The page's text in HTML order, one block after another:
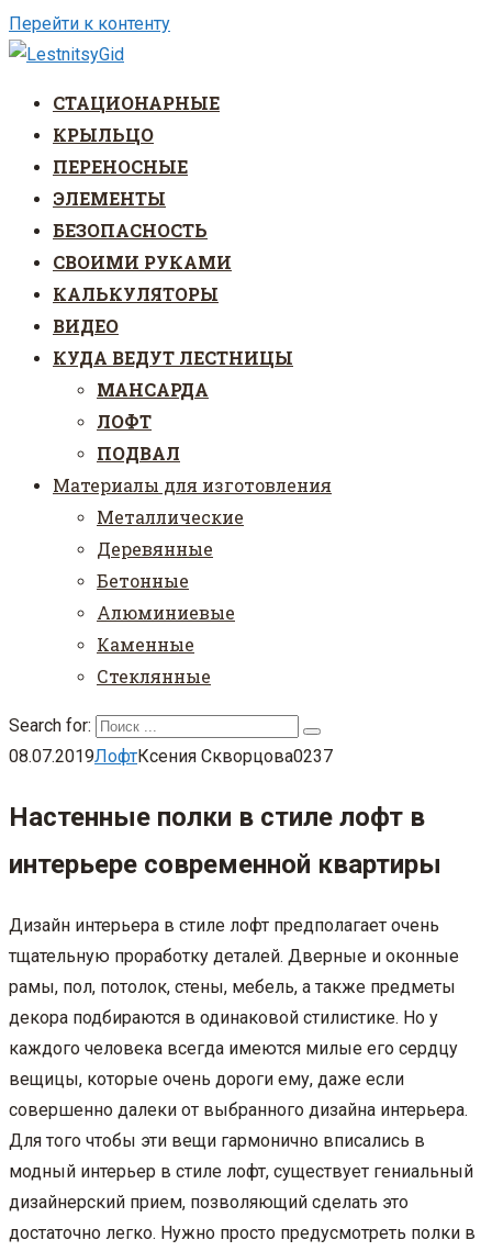
Перейти к контенту
СТАЦИОНАРНЫЕ
КРЫЛЬЦО
ПЕРЕНОСНЫЕ
ЭЛЕМЕНТЫ
БЕЗОПАСНОСТЬ
СВОИМИ РУКАМИ
КАЛЬКУЛЯТОРЫ
ВИДЕО
КУДА ВЕДУТ ЛЕСТНИЦЫ
МАНСАРДА
ЛОФТ
ПОДВАЛ
Материалы для изготовления
Металлические
Деревянные
Бетонные
Алюминиевые
Каменные
Стеклянные
Search for:
08.07.2019ЛофтКсения Скворцова0237
Настенные полки в стиле лофт в
интерьере современной квартиры
Дизайн интерьера в стиле лофт предполагает очень
тщательную проработку деталей. Дверные и оконные
рамы, пол, потолок, стены, мебель, а также предметы
декора подбираются в одинаковой стилистике. Но у
каждого человека всегда имеются милые его сердцу
вещицы, которые очень дороги ему, даже если
совершенно далеки от выбранного дизайна интерьера.
Для того чтобы эти вещи гармонично вписались в
модный интерьер в стиле лофт, существует гениальный
дизайнерский прием, позволяющий сделать это
достаточно легко. Нужно просто предусмотреть полки в